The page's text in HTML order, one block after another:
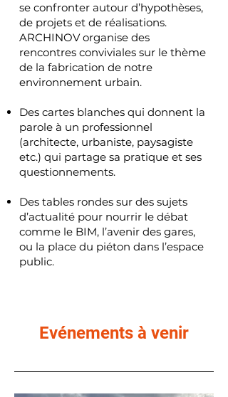
se confronter autour d’hypothèses,
de projets et de réalisations.
ARCHINOV organise des
rencontres conviviales sur le thème
de la fabrication de notre
environnement urbain.
Des cartes blanches qui donnent la
parole à un professionnel
(architecte, urbaniste, paysagiste
etc.) qui partage sa pratique et ses
questionnements.
Des tables rondes sur des sujets
d’actualité pour nourrir le débat
comme le BIM, l’avenir des gares,
ou la place du piéton dans l’espace
public.
Evénements à venir